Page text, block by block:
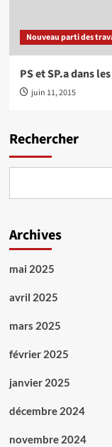
Nouveau parti des
PS et SP.a dans
juin 11, 2015
Rechercher
Archives
mai 2025
avril 2025
mars 2025
février 2025
janvier 2025
décembre 2024
novembre 2024